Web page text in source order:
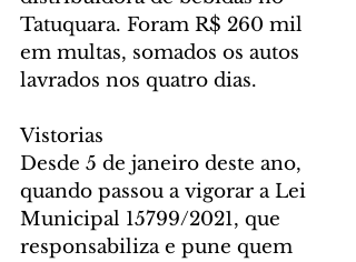
Tatuquara. Foram R$ 260 mil
em multas, somados os autos
lavrados nos quatro dias.
Vistorias
Desde 5 de janeiro deste ano,
quando passou a vigorar a Lei
Municipal 15799/2021, que
responsabiliza e pune quem